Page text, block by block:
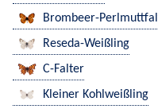
Brombeer-
Reseda-Weißling
C-Falter
Kleiner Kohlweißling